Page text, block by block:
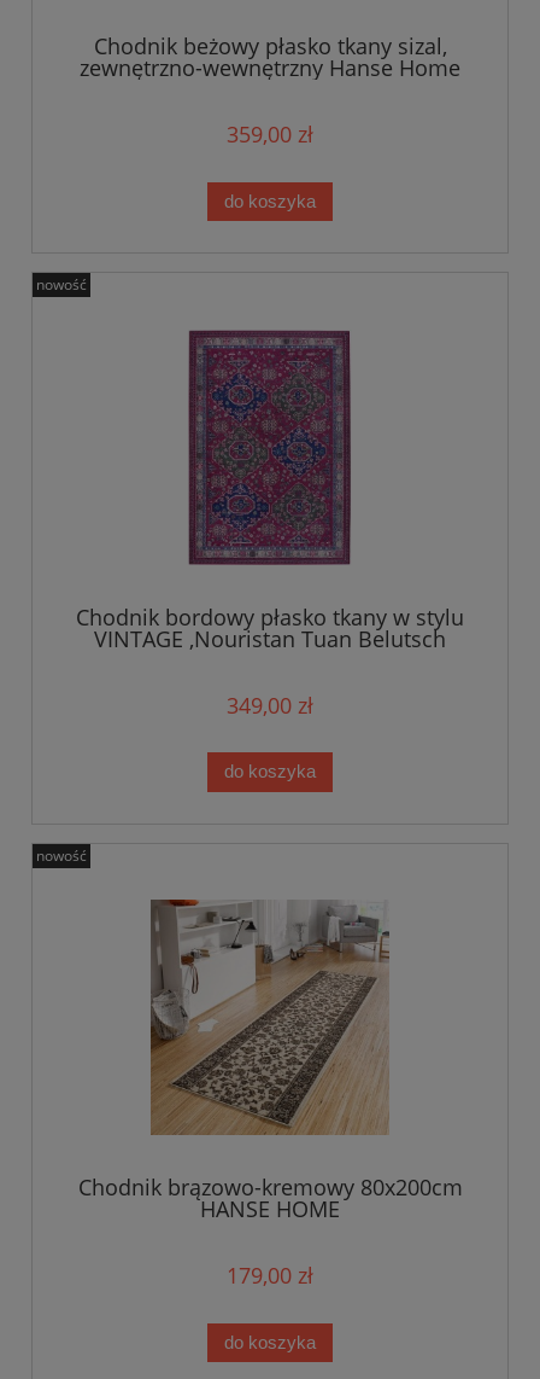
Chodnik beżowy płasko tkany sizal,
zewnętrzno-wewnętrzny Hanse Home
80x450cm
359,00 zł
do koszyka
Chodnik bordowy płasko tkany w stylu
VINTAGE ,Nouristan Tuan Belutsch
349,00 zł
do koszyka
nowość
Chodnik brązowo-kremowy 80x200cm
HANSE HOME
179,00 zł
do koszyka
nowość